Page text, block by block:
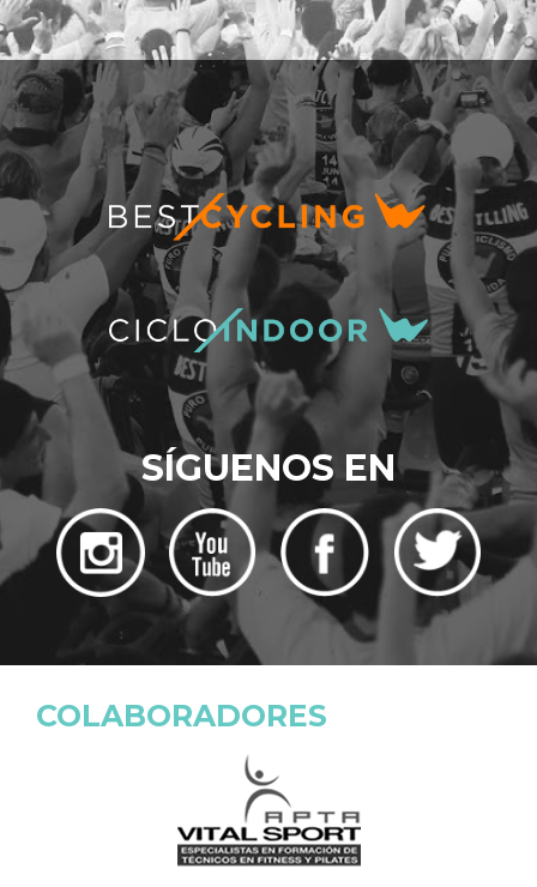
SÍGUENOS EN
COLABORADORES